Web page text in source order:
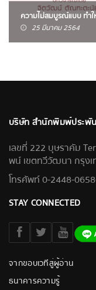
ความไม่สมบูรณ์แบบ ทำ
25 มีนาคม 2564
บริษัท สำนักพิมพ์ประพั
เลขที่ 222 บุษราคัม
พน์ เขตทวีวัฒนา กรุง
โทรศัพท์ 0-2448-
STAY CONNECTED
จากขอบเวทีสู่ผู้อ่าน
ธนาคารความรู้